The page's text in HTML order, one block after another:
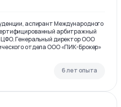
аспирант Международного
арбитражный
Генеральный директор ООО
отдела ООО «ПИК-Брокер»
6 лет опыта